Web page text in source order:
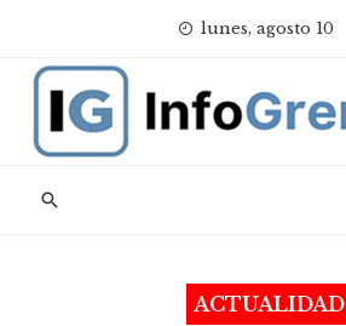
content
lunes, agosto 10
ACTUALIDAD